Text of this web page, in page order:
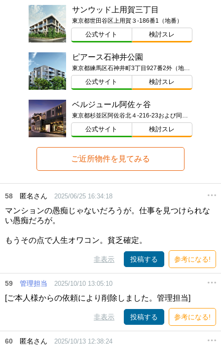
サンウッド上用賀三丁目
東京都世田谷区上用賀３-186番1（地番）
公式サイト 検討スレ
ピアース石神井公園
東京都練馬区石神井町3丁目927番2外（地番）
公式サイト 検討スレ
ベルジュール阿佐ヶ谷
東京都杉並区阿佐谷北４-216-23および同番2（地番）
公式サイト 検討スレ
ご近所物件を見てみる
58 匿名さん 2025/06/25 16:34:18
マンションの愚痴じゃないだろうが。仕事を見つけられな
い愚痴だろが。
もうその点で人生オワコン。貧乏確定。
非表示 投稿する 参考になる!
59 管理担当 2025/10/10 13:05:10
[ご本人様からの依頼により削除しました。管理担当]
非表示 投稿する 参考になる!
60 匿名さん 2025/10/13 12:38:24